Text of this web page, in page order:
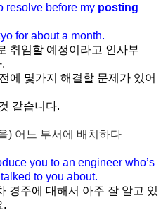
resolve before my posting
for about a month.
취임할 예정이라고 인사부
에 몇가지 해결할 문제가 있어
같습니다.
) 어느 부서에 배치하다
you to an engineer who’s
to you about.
경주에 대해서 아주 잘 알고 있
.